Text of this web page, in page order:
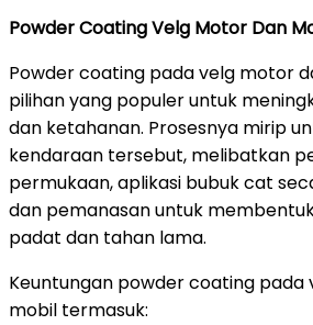
Powder Coating Velg Motor Dan
Powder coating pada velg motor
pilihan yang populer untuk
dan ketahanan. Prosesnya mirip
kendaraan tersebut, melibatkan
permukaan, aplikasi bubuk cat
dan pemanasan untuk
padat dan tahan lama.
Keuntungan powder coating pada
mobil termasuk: